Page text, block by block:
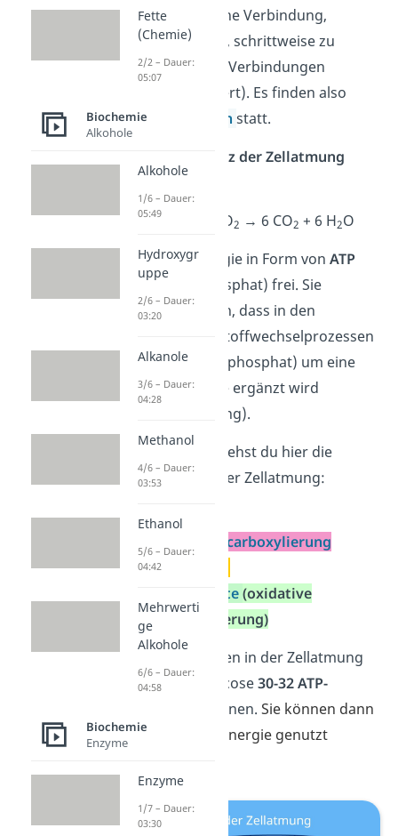
eine energiereiche Verbindung,
nämlichGlucose
, schrittweise zu
energieärmeren Verbindungen
(oxidiert). Es finden also
Redoxreaktionen statt.
Gesamtbilanz der Zellatmung
C O + 6 O2 → 6 CO2 + 6 H2O
Dabei wird Energie in Form von ATP
(Adenosintriphosphat) frei. Sie
entsteht dadurch, dass in den
verschiedenen Stoffwechselprozessen
ADP (Adenosindiphosphat) um eine
Phosphatgruppe ergänzt wird
(Phosphorylierung).
Zum Überblick siehst du hier die
Teilreaktionen
der Zellatmung:
Glykolyse
oxidative Decarboxylierung
Citratzyklus
Atmungskette(oxidative
Phosphorylierung)
Insgesamt werden in der Zellatmung
pro Molekül Glucose30-32 ATP-
gewonnen. Sie können dann
vom Körper als Energie genutzt
Fette
(Chemie)
2/2 – Dauer:
05:07
Biochemie
Alkohole
Alkohole
1/6 – Dauer:
05:49
Hydroxygr
uppe
2/6 – Dauer:
03:20
Alkanole
3/6 – Dauer:
04:28
Methanol
4/6 – Dauer:
03:53
Ethanol
5/6 – Dauer:
04:42
Mehrwerti
ge
Alkohole
6/6 – Dauer:
04:58
Biochemie
Enzyme
Enzyme
1/7 – Dauer:
03:30